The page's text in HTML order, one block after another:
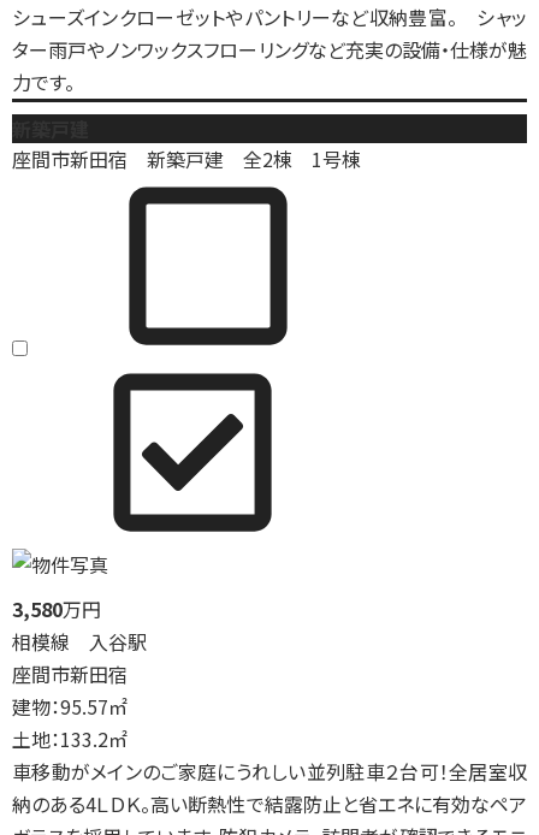
シューズインクローゼットやパントリーなど収納豊富。 シャッ
ター雨戸やノンワックスフローリングなど充実の設備・仕様が魅
力です。
座間市新田宿 新築戸建 全2棟 1号棟
3,580万円
相模線 入谷駅
座間市新田宿
建物：95.57㎡
土地：133.2㎡
車移動がメインのご家庭にうれしい並列駐車２台可！全居室収
納のある4ＬＤＫ。高い断熱性で結露防止と省エネに有効なペア